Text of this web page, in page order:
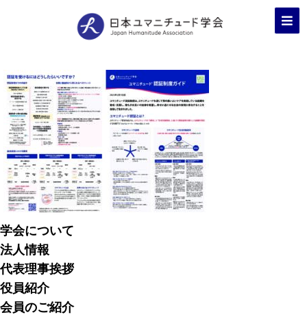
学会について
法人情報
代表理事挨拶
役員紹介
会員のご紹介